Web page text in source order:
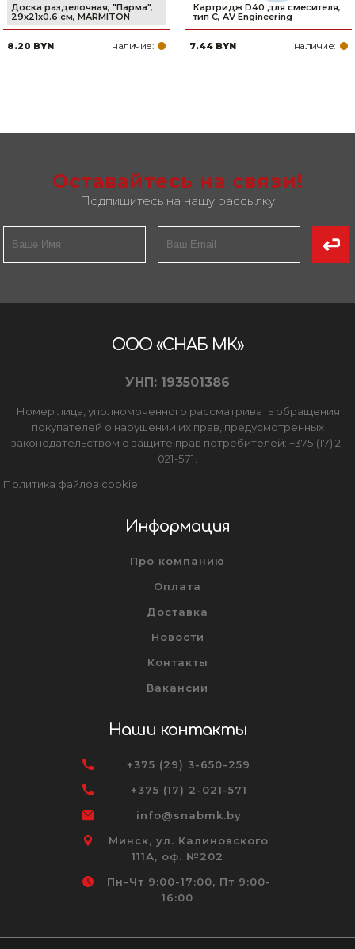
Доска разделочная, "Парма",
29x21x0.6 см, MARMITON
8.20 BYN наличие:
Картридж D40 для смесителя,
тип C, AV Engineering
7.44 BYN наличие:
Оставайтесь на связи!
Подпишитесь на нашу рассылку
ООО «СНАБ МК»
УНП: 193501386
Номер лица, уполномоченного рассматривать обращения
покупателей о нарушении их прав, предусмотренных
законодательством о защите прав потребителей: +375 (17) 2-
021-571.
Политика файлов cookie
Информация
Про компанию
Оплата
Доставка
Новости
Контакты
Вакансии
Наши контакты
+375 (29) 3-650-259
+375 (17) 2-021-571
info@snabmk.by
Минск, ул. Калиновского
111А, оф. №202
Пн-Чт 9:00-17:00, Пт 9:00-
16:00